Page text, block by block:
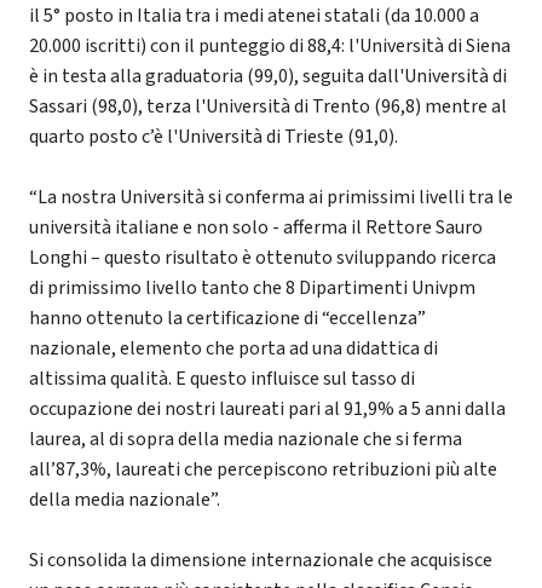
il 5° posto in Italia tra i medi atenei statali (da 10.000 a
20.000 iscritti) con il punteggio di 88,4: l'Università di Siena
è in testa alla graduatoria (99,0), seguita dall'Università di
Sassari (98,0), terza l'Università di Trento (96,8) mentre al
quarto posto c’è l'Università di Trieste (91,0).
“La nostra Università si conferma ai primissimi livelli tra le
università italiane e non solo - afferma il Rettore Sauro
Longhi – questo risultato è ottenuto sviluppando ricerca
di primissimo livello tanto che 8 Dipartimenti Univpm
hanno ottenuto la certificazione di “eccellenza”
nazionale, elemento che porta ad una didattica di
altissima qualità. E questo influisce sul tasso di
occupazione dei nostri laureati pari al 91,9% a 5 anni dalla
laurea, al di sopra della media nazionale che si ferma
all’87,3%, laureati che percepiscono retribuzioni più alte
della media nazionale”.
Si consolida la dimensione internazionale che acquisisce